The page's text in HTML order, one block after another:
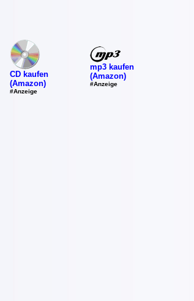
CD kaufen
(Amazon)
#Anzeige
mp3 kaufen
(Amazon)
#Anzeige